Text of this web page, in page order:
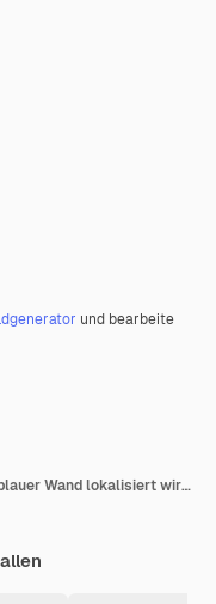
und bearbeite
Junge Afroamerikanerfrau, die auf blauer Wand lokalisiert wird, entspannt sich nach hartem Arbeitstag, sie führt Yoga durch